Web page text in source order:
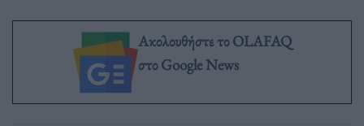
Ακολουθήστε το OLAFAQ
στο Google News